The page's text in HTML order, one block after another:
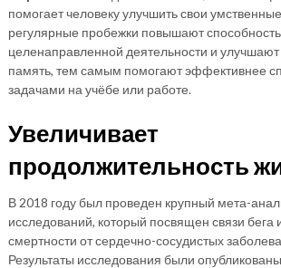
помогает человеку улучшить свои
регулярные пробежки повышают
целенаправленной деятельности и
память, тем самым помогают эффективнее
задачами на учёбе или работе.
Увеличивает
продолжительность
В 2018 году был проведен крупный мета-
исследований, который посвящен связи бега
смертности от сердечно-сосудистых
Результаты исследования были